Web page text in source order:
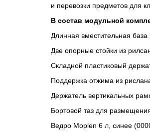
и перевозки предметов для
В состав модульной
Длинная вместительная
Две опорные стойки из
Складной пластиковый
Поддержка отжима из
Держатель вертикальных
Бортовой таз для
Ведро Moplen 6 л, синее